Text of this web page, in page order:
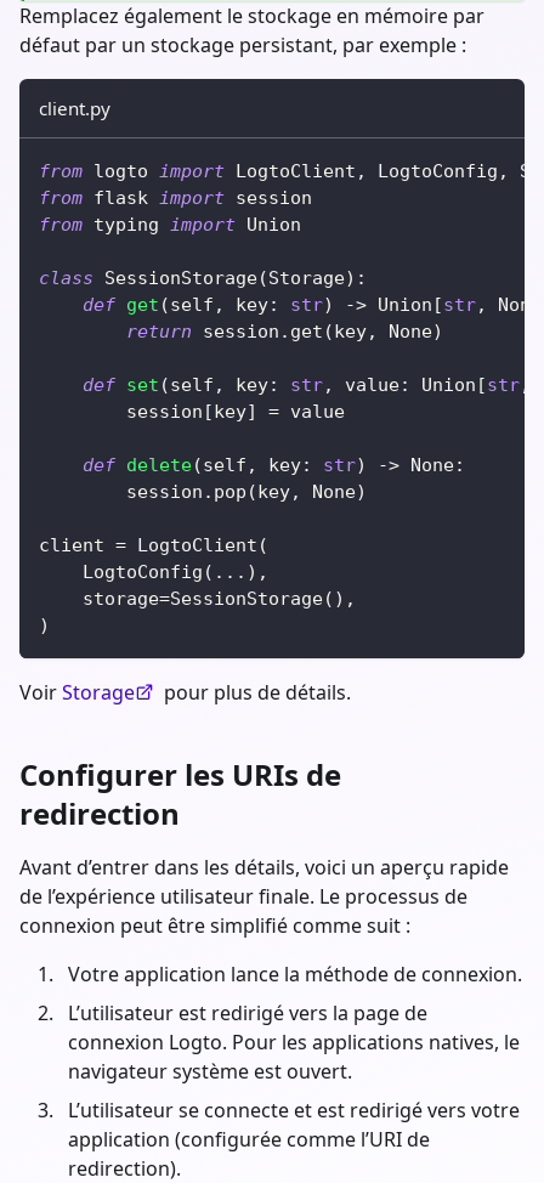
Remplacez également le stockage en mémoire par
défaut par un stockage persistant, par exemple :
client.py
from logto import LogtoClient , LogtoConfig ,
from flask import session
from typing import Union
class SessionStorage(Storage) :
def get (self , key: str) -> Union [str, None
return session . get (key, None)
def set (self , key: str, value: Union [str,
        session
[key] = value
def delete(self , key: str) -> None:
        session
. pop (key, None)
client = LogtoClient (
    LogtoConfig
( . . . ) ,
    storage
=SessionStorage( ) ,
)
VoirStorage pour plus de détails.
Configurer les URIs de
redirection
Avant d’entrer dans les détails, voici un aperçu rapide
de l’expérience utilisateur finale. Le processus de
connexion peut être simplifié comme suit :
Votre application lance la méthode de connexion.
L’utilisateur est redirigé vers la page de
connexion Logto. Pour les applications natives, le
navigateur système est ouvert.
L’utilisateur se connecte et est redirigé vers votre
application (configurée comme l’URI de
redirection).